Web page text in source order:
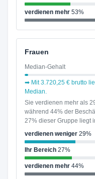
verdienen mehr53%
Frauen
Median-Gehalt
➡ Mit 3.720,25 € brutto
Median.
Sie verdienen mehr als
während 44% der
27% dieser Gruppe liegt
verdienen weniger29%
Ihr Bereich27%
verdienen mehr44%